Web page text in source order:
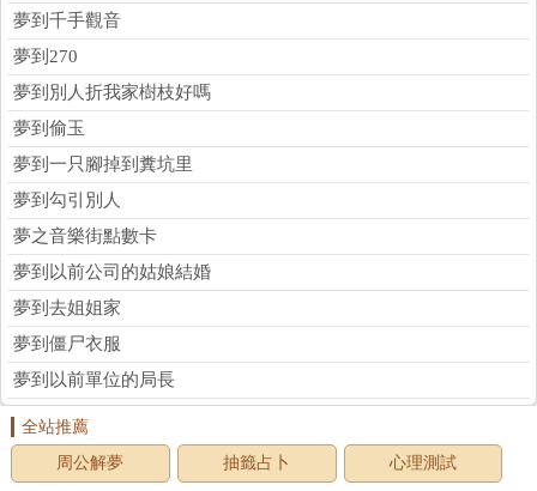
夢到千手觀音
夢到270
夢到別人折我家樹枝好嗎
夢到偷玉
夢到一只腳掉到糞坑里
夢到勾引別人
夢之音樂街點數卡
夢到以前公司的姑娘結婚
夢到去姐姐家
夢到僵尸衣服
夢到以前單位的局長
全站推薦
周公解夢
抽籤占卜 心理測試